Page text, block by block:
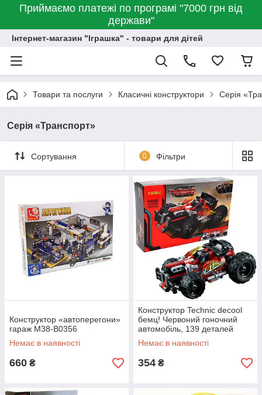
Приймаємо платежі по програмі "7000 грн від
держави"
Інтернет-магазин "Іграшка" - товари для дітей
Товари та послуги Класичні конструктори Серія
Серія «Транспорт»
Сортування 0 Фільтри
Конструктор «автоперегони»
гараж M38-B0356
Немає в наявності
660 ₴
Конструктор Technic decool
бемц! Червоний гоночний
автомобіль, 139 деталей
(3422)
Немає в наявності
354 ₴